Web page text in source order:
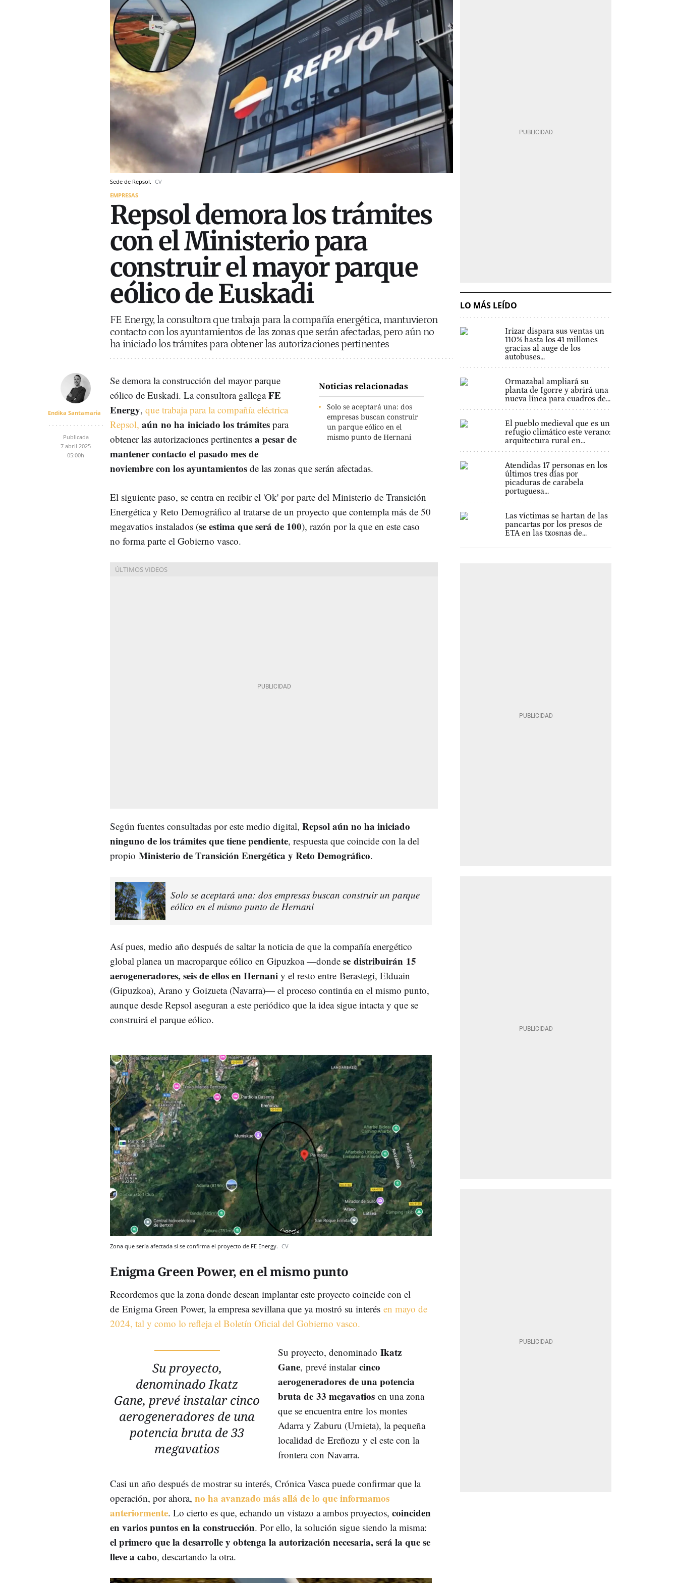
Sede de Repsol. CV
EMPRESAS
Repsol demora los trámites
con el Ministerio para
construir el mayor parque
eólico de Euskadi
FE Energy, la consultora que trabaja para la compañía energética, mantuvieron
contacto con los ayuntamientos de las zonas que serán afectadas, pero aún no
ha iniciado los trámites para obtener las autorizaciones pertinentes
Endika Santamaria
Publicada
7 abril 2025
05:00h
Noticias relacionadas
Solo se aceptará una: dos
empresas buscan construir
un parque eólico en el
mismo punto de Hernani
Se demora la construcción del mayor parque
eólico de Euskadi. La consultora gallegaFE
Energy, que trabaja para la compañía eléctrica
Repsol, aún no ha iniciado los trámites para
obtener las autorizaciones pertinentes a pesar de
mantener contacto el pasado mes de
noviembre con los ayuntamientos de las zonas que serán afectadas.
El siguiente paso, se centra en recibir el 'Ok' por parte del Ministerio de Transición
Energética y Reto Demográfico al tratarse de un proyecto que contempla más de 50
megavatios instalados (se estima que será de 100), razón por la que en este caso
no forma parte el Gobierno vasco.
Según fuentes consultadas por este medio digital, Repsol aún no ha iniciado
ninguno de los trámites que tiene pendiente, respuesta que coincide con la del
propio Ministerio de Transición Energética y Reto Demográfico.
Solo se aceptará una: dos empresas buscan construir un parque
eólico en el mismo punto de Hernani
Así pues, medio año después de saltar la noticia de que la compañía energético
global planea un macroparque eólico en Gipuzkoa —donde se distribuirán 15
aerogeneradores, seis de ellos en Hernani y el resto entre Berastegi, Elduain
(Gipuzkoa), Arano y Goizueta (Navarra)— el proceso continúa en el mismo punto,
aunque desde Repsol aseguran a este periódico que la idea sigue intacta y que se
construirá el parque eólico.
Zona que sería afectada si se confirma el proyecto de FE Energy. CV
Enigma Green Power, en el mismo punto
Recordemos que la zona donde desean implantar este proyecto coincide con el
de Enigma Green Power, la empresa sevillana que ya mostró su interés en mayo de
2024, tal y como lo refleja el Boletín Oficial del Gobierno vasco.
Su proyecto,
denominado Ikatz
Gane, prevé instalar cinco
aerogeneradores de una
potencia bruta de 33
megavatios
Su proyecto, denominado Ikatz
Gane, prevé instalarcinco
aerogeneradores de una potencia
bruta de 33 megavatios en una zona
que se encuentra entre los montes
Adarra y Zaburu (Urnieta), la pequeña
localidad de Ereñozu y el este con la
frontera con Navarra.
Casi un año después de mostrar su interés, Crónica Vasca puede confirmar que la
operación, por ahora, no ha avanzado más allá de lo que informamos
anteriormente. Lo cierto es que, echando un vistazo a ambos proyectos, coinciden
en varios puntos en la construcción. Por ello, la solución sigue siendo la misma:
el primero que la desarrolle y obtenga la autorización necesaria, será la que se
lleve a cabo, descartando la otra.
LO MÁS LEÍDO
Irizar dispara sus ventas un
110% hasta los 41 millones
gracias al auge de los
autobuses...
Ormazabal ampliará su
planta de Igorre y abrirá una
nueva línea para cuadros de...
El pueblo medieval que es un
refugio climático este verano:
arquitectura rural en...
Atendidas 17 personas en los
últimos tres días por
picaduras de carabela
portuguesa...
Las víctimas se hartan de las
pancartas por los presos de
ETA en las txosnas de...